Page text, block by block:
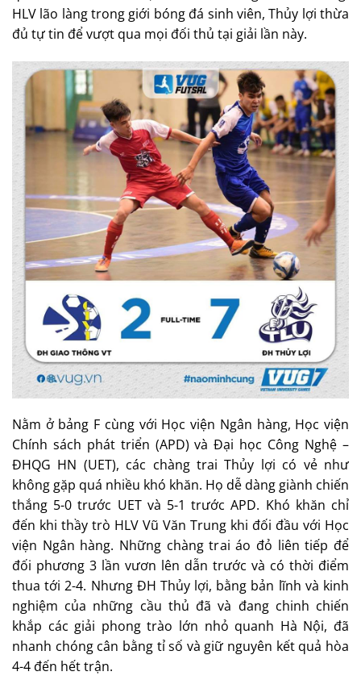
HLV lão làng trong giới bóng đá sinh viên, Thủy lợi thừa
đủ tự tin để vượt qua mọi đối thủ tại giải lần này.
Nằm ở bảng F cùng với Học viện Ngân hàng, Học viện
Chính sách phát triển (APD) và Đại học Công Nghệ –
ĐHQG HN (UET), các chàng trai Thủy lợi có vẻ như
không gặp quá nhiều khó khăn. Họ dễ dàng giành chiến
thắng 5-0 trước UET và 5-1 trước APD. Khó khăn chỉ
đến khi thầy trò HLV Vũ Văn Trung khi đối đầu với Học
viện Ngân hàng. Những chàng trai áo đỏ liên tiếp để
đối phương 3 lần vươn lên dẫn trước và có thời điểm
thua tới 2-4. Nhưng ĐH Thủy lợi, bằng bản lĩnh và kinh
nghiệm của những cầu thủ đã và đang chinh chiến
khắp các giải phong trào lớn nhỏ quanh Hà Nội, đã
nhanh chóng cân bằng tỉ số và giữ nguyên kết quả hòa
4-4 đến hết trận.